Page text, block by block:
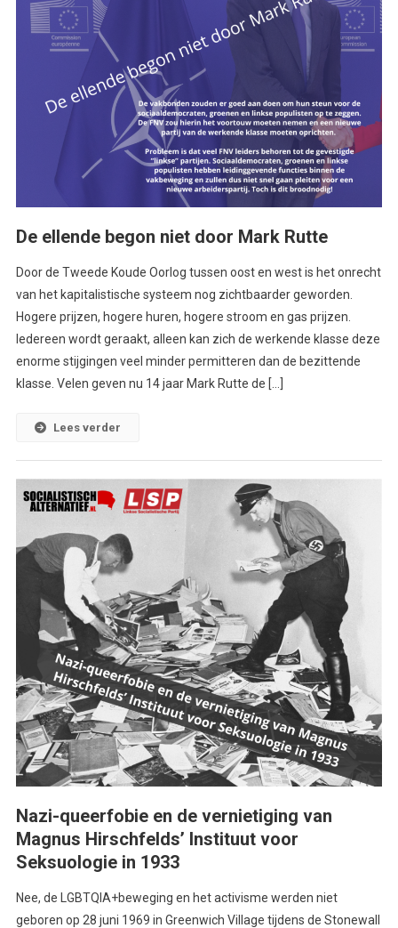
De ellende begon niet door Mark Rutte
Door de Tweede Koude Oorlog tussen oost en west is het onrecht
van het kapitalistische systeem nog zichtbaarder geworden.
Hogere prijzen, hogere huren, hogere stroom en gas prijzen.
Iedereen wordt geraakt, alleen kan zich de werkende klasse deze
enorme stijgingen veel minder permitteren dan de bezittende
klasse. Velen geven nu 14 jaar Mark Rutte de […]
Lees verder
Nazi-queerfobie en de vernietiging van
Magnus Hirschfelds’ Instituut voor
Seksuologie in 1933
Nee, de LGBTQIA+beweging en het activisme werden niet
geboren op 28 juni 1969 in Greenwich Village tijdens de Stonewall